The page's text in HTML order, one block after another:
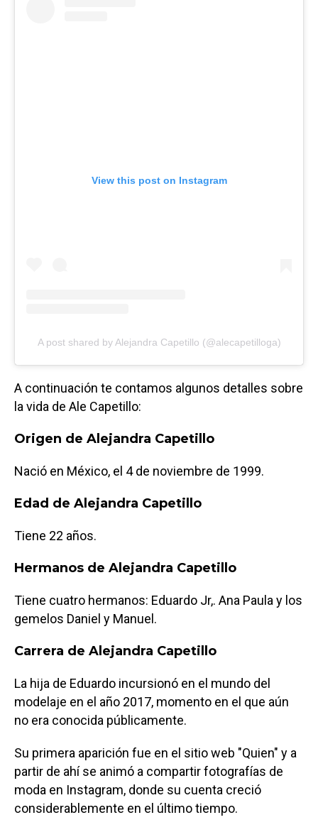
View this post on Instagram
A post shared by Alejandra Capetillo (@alecapetilloga)
A continuación te contamos algunos detalles sobre
la vida de Ale Capetillo:
Origen de Alejandra Capetillo
Nació en México, el 4 de noviembre de 1999.
Edad de Alejandra Capetillo
Tiene 22 años.
Hermanos de Alejandra Capetillo
Tiene cuatro hermanos: Eduardo Jr,. Ana Paula y los
gemelos Daniel y Manuel.
Carrera de Alejandra Capetillo
La hija de Eduardo incursionó en el mundo del
modelaje en el año 2017, momento en el que aún
no era conocida públicamente.
Su primera aparición fue en el sitio web "Quien" y a
partir de ahí se animó a compartir fotografías de
moda en Instagram, donde su cuenta creció
considerablemente en el último tiempo.